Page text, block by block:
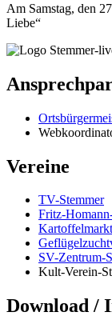
Am Samstag, den
Liebe“
Vereine
TV-Stemmer
Fritz-
Kartoffelmarkt
SV-Zentrum-
Kult-Verein-
Download /